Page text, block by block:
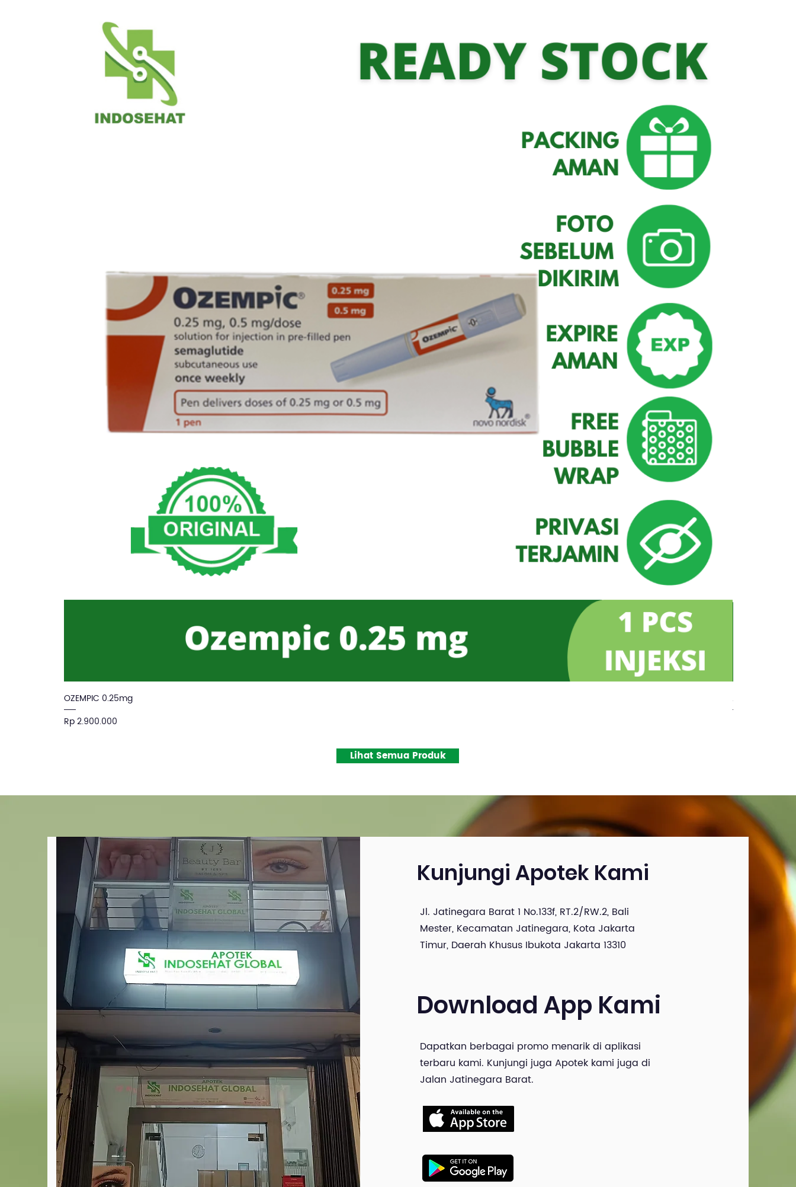
OZEMPIC 0.25mg
Price
Rp 2.900.000
ACCU CHEK
Lihat Semua Produk
Kunjungi Apotek Kami
Jl. Jatinegara Barat 1 No.133f, RT.2/RW.2, Bali
Mester, Kecamatan Jatinegara, Kota Jakarta
Timur, Daerah Khusus Ibukota Jakarta 13310
Download App Kami
Dapatkan berbagai promo menarik di aplikasi
terbaru kami. Kunjungi juga Apotek kami juga di
Jalan Jatinegara Barat.